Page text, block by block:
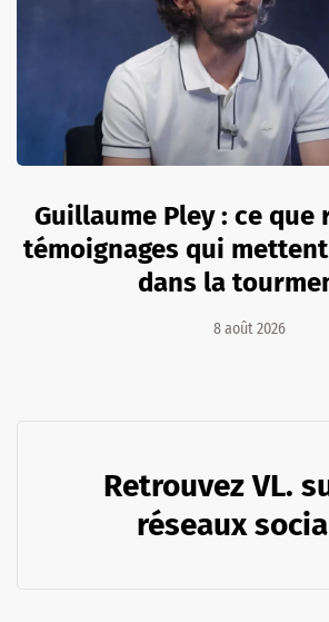
Guillaume Pley : ce que
témoignages qui
dans la
8 août 2026
Retrouvez VL.
réseaux